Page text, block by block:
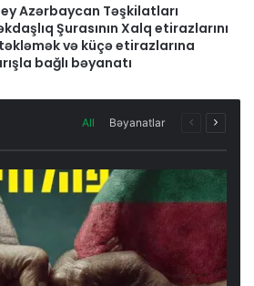
Azərbaycan Təşkilatları
Şurasının Xalq etirazlarını
və küçə etirazlarına
bağlı bəyanatı
All Bəyanatlar
Previous